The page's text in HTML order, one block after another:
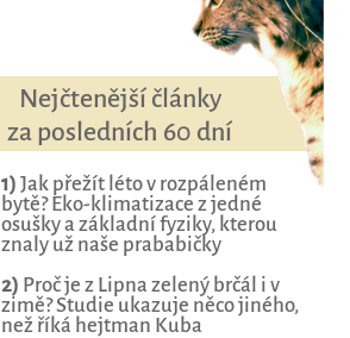
Nejčtenější články
za posledních 60 dní
1) Jak přežít léto v rozpáleném
bytě? Eko-klimatizace z jedné
osušky a základní fyziky, kterou
znaly už naše prababičky
2) Proč je z Lipna zelený brčál i v
zimě? Studie ukazuje něco jiného,
než říká hejtman Kuba